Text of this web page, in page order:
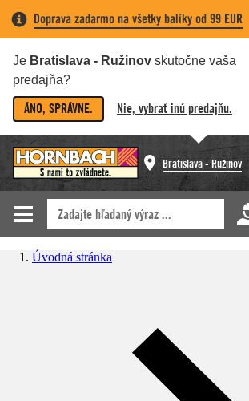
Doprava zadarmo na všetky balíky od 99 EUR
Je Bratislava - Ružinov skutočne vaša
predajňa?
ÁNO, SPRÁVNE. Nie, vybrať inú predajňu.
Bratislava - Ružinov
Úvodná stránka